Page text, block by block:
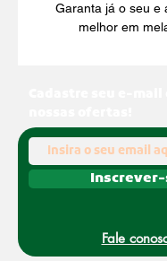
Garanta já o seu e
melhor em
Fale